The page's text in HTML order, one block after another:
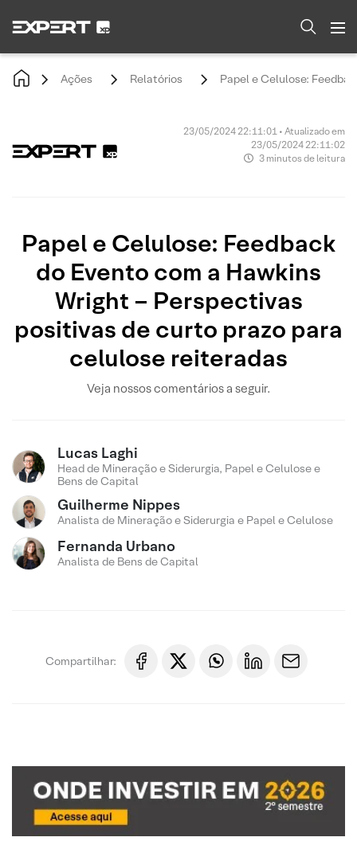
Ações Relatórios Papel e Celulose:
23/05/2024 22:11:01 • Atualizado em
23/05/2024 22:11:02
3 minutos de leitura
Papel e Celulose: Feedback
do Evento com a Hawkins
Wright – Perspectivas
positivas de curto prazo para
celulose reiteradas
Veja nossos comentários a seguir.
Lucas Laghi
Head de Mineração e Siderurgia, Papel e Celulose e
Bens de Capital
Guilherme Nippes
Analista de Mineração e Siderurgia e Papel e Celulose
Fernanda Urbano
Analista de Bens de Capital
Compartilhar: